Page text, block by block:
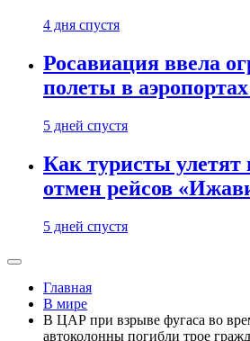
4 дня спустя
Росавиация ввела
полеты в
5 дней спустя
Как туристы улетят
отмен рейсов
5 дней спустя
Главная
В мире
В ЦАР при взрыве фугаса во
автоколонны погибли трое